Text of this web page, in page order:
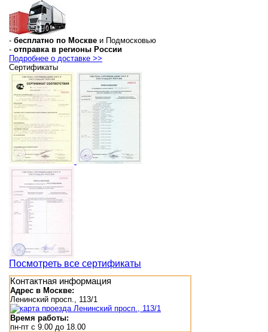
- бесплатно по Москве и Подмосковью
- отправка в регионы России
Подробнее о доставке >>
Сертификаты
Посмотреть все сертификаты
Контактная информация
Адрес в Москве:
Ленинский просп., 113/1
Время работы:
пн-пт с 9.00 до 18.00